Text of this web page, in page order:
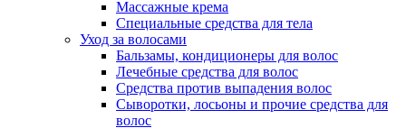
Массажные крема
Специальные средства для тела
Уход за волосами
Бальзамы, кондиционеры для волос
Лечебные средства для волос
Средства против выпадения волос
Сыворотки, лосьоны и прочие средства для
волос